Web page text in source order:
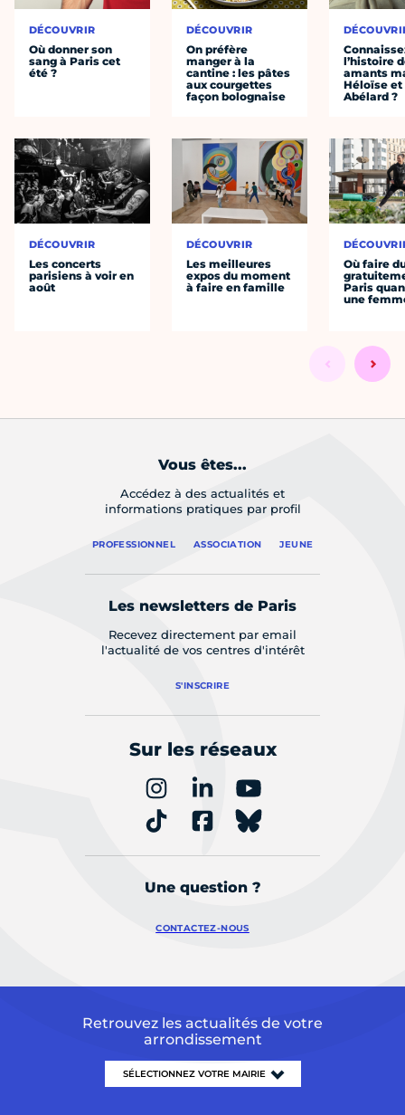
DÉCOUVRIR
Où donner son
sang à Paris cet
été ?
DÉCOUVRIR
Les concerts
parisiens à voir en
août
DÉCOUVRIR
On préfère
manger à la
cantine : les pâtes
aux courgettes
façon bolognaise
DÉCOUVRIR
Les meilleures
expos du moment
à faire en famille
l’histoire
amants
Héloïse et
Abélard ?
Où faire
Paris
une
Vous êtes...
Accédez à des actualités et
informations pratiques par profil
PROFESSIONNEL ASSOCIATION JEUNE
Les newsletters de Paris
Recevez directement par email
l'actualité de vos centres d'intérêt
S'INSCRIRE
Sur les réseaux
Une question ?
CONTACTEZ-NOUS
Retrouvez les actualités de votre
arrondissement